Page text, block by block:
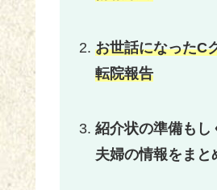
お世話になったC
転院報告
紹介状の準備もし
夫婦の情報をまと